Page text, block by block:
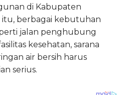
di Kabupaten
itu, berbagai kebutuhan
jalan penghubung
kesehatan, sarana
air bersih harus
serius.